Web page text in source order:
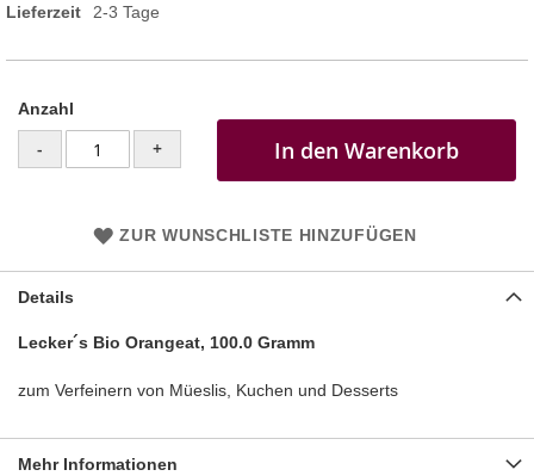
Lieferzeit
2-3 Tage
Anzahl
- + In den Warenkorb
ZUR WUNSCHLISTE HINZUFÜGEN
Details
Lecker´s Bio Orangeat, 100.0 Gramm
zum Verfeinern von Müeslis, Kuchen und Desserts
Mehr Informationen